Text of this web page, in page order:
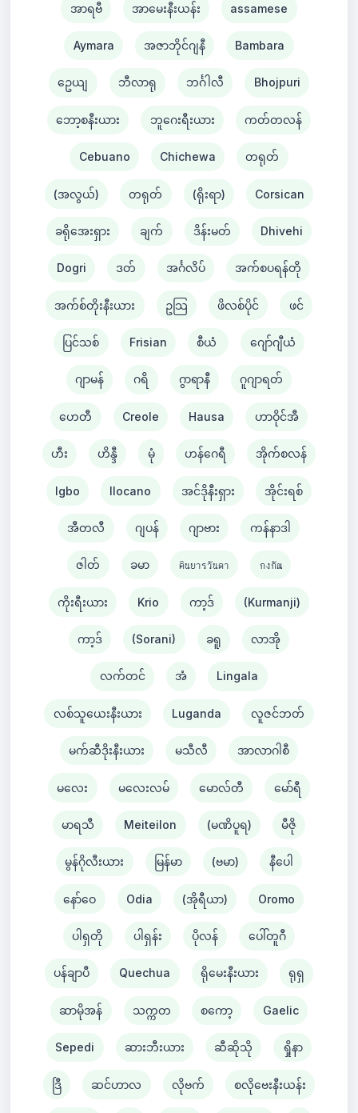
အာရဗီ အာမေးနီးယန်း assamese
Aymara အဇာဘိုင်ဂျနီ Bambara
ဥေယျ ဘီလာရု ဘင်္ဂါလီ Bhojpuri
ဘော့စနီးယား ဘူဂေးရီးယား ကတ်တလန်
Cebuano Chichewa တရုတ်
(အလွယ်) တရုတ် (ရိုးရာ) Corsican
ခရိုအေးရှား ချက် ဒိန်းမတ် Dhivehi
Dogri ဒတ် အင်္ဂလိပ် အက်စပရန်တို
အက်စ်တိုးနီးယား ဥသြ ဖိလစ်ပိုင် ဖင်
ပြင်သစ် Frisian စီယံ ​​ ဂျော်ဂျီယံ
ဂျာမန် ဂရိ ဂွာရာနီ ဂူဂျာရတ်
ဟေတီ Creole Hausa ဟာဝိုင်အီ
ဟီး ဟိန္ဒီ မုံ ဟန်ဂေရီ အိုက်စလန်
Igbo Ilocano အင်ဒိုနီးရှား အိုင်းရစ်
အီတလီ ဂျပန် ဂျာဗား ကန်နာဒါ
ဇါတ် ခမာ คินยารวันดา กงกัณ
ကိုးရီးယား Krio ကာ့ဒ် (Kurmanji)
ကာ့ဒ် (Sorani) ခရူ လာအို
လက်တင် အံ Lingala
လစ်သူယေးနီးယား Luganda လူဇင်ဘတ်
မက်ဆီဒိုးနီးယား မသီလီ အာလာဂါစီ
မလေး မလေးလမ် မောလ်တီ မော်ရီ
မာရသီ Meiteilon (မဏိပူရ) မီဇို
မွန်ဂိုလီးယား မြန်မာ (ဗမာ) နီပေါ
နော်ဝေ Odia (အိုရီယာ) Oromo
ပါရှတို ပါရှန်း ပိုလန် ပေါ်တူဂီ
ပန်ချာပီ Quechua ရိုမေးနီးယား ရုရှ
ဆာမိုအန် သက္ကတ စကော့ Gaelic
Sepedi ဆားဘီးယား ဆီဆိုသို ရှိုနာ
ဒြီ ဆင်ဟာလ လိုဗက် စလိုဗေးနီးယန်း